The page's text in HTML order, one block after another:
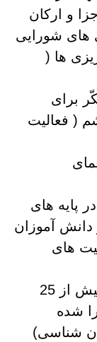
و ارکان
های شورایی
ها (
برای
( فعالیت
پایه های
دانش آموزان
های
21- وبینارهای آموزشی خانواده ها(بیش از 25
99 تا دی ماه 99 اجرا شده
شناسی)